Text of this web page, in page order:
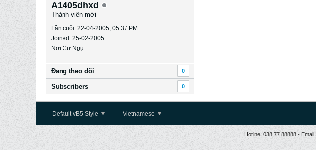
A1405dhxd
Thành viên mới
Lần cuối: 22-04-2005, 05:37 PM
Joined: 25-02-2005
Nơi Cư Ngụ:
Ðang theo dõi 0
Subscribers 0
Default vB5 Style Vietnamese
Hotline: 038.77 88888 -